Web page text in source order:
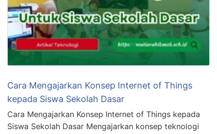
Cara Mengajarkan Konsep Internet of Things
kepada Siswa Sekolah Dasar
Cara Mengajarkan Konsep Internet of Things kepada
Siswa Sekolah Dasar Mengajarkan konsep teknologi